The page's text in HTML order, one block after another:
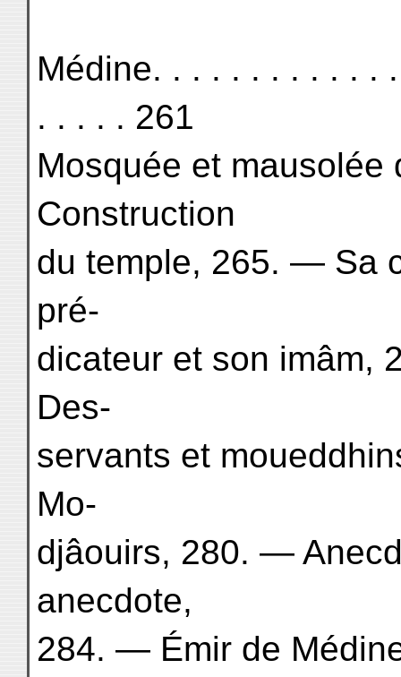
Médine. . . . . . . . . . . .
. . . . . 261
Mosquée et
Construction
du temple, 265. — Sa
pré-
dicateur et son
Des-
servants et
Mo-
djâouirs, 280. —
anecdote,
284. — Émir de